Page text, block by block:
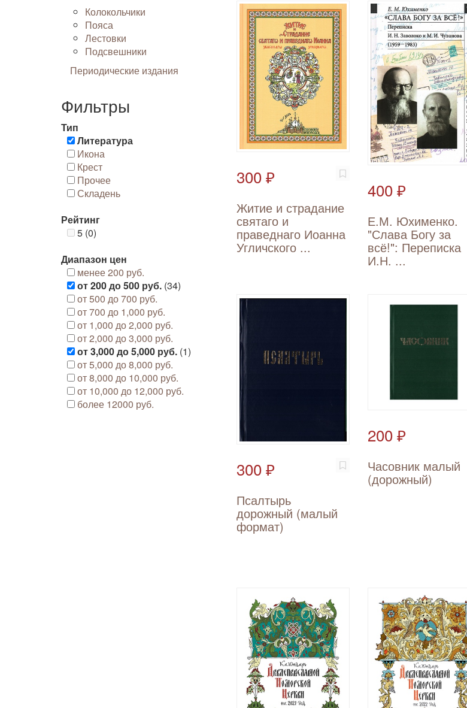
Колокольчики
Пояса
Лестовки
Подсвешники
Периодические издания
Фильтры
Тип
Литература
Икона
Крест
Прочее
Складень
Рейтинг
5 (0)
Диапазон цен
менее 200 руб.
от 200 до 500 руб. (34)
от 500 до 700 руб.
от 700 до 1,000 руб.
от 1,000 до 2,000 руб.
от 2,000 до 3,000 руб.
от 3,000 до 5,000 руб. (1)
от 5,000 до 8,000 руб.
от 8,000 до 10,000 руб.
от 10,000 до 12,000 руб.
более 12000 руб.
300 ₽
Житие и страдание
святаго и
праведнаго Иоанна
Угличского ...
400 ₽
Е.М. Юхименко.
"Слава Богу за
всё!": Переписка
И.Н. ...
300 ₽
Псалтырь
дорожный (малый
формат)
200 ₽
Часовник малый
(дорожный)